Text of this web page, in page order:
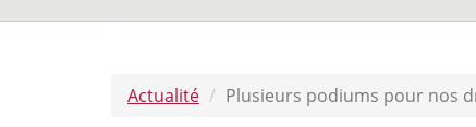
Actualité Plusieurs podiums pour nos